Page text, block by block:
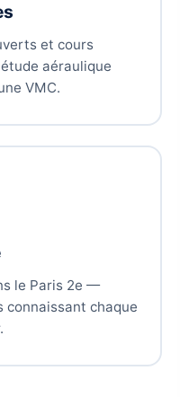
et cours
aéraulique
VMC.
le Paris 2e —
connaissant chaque